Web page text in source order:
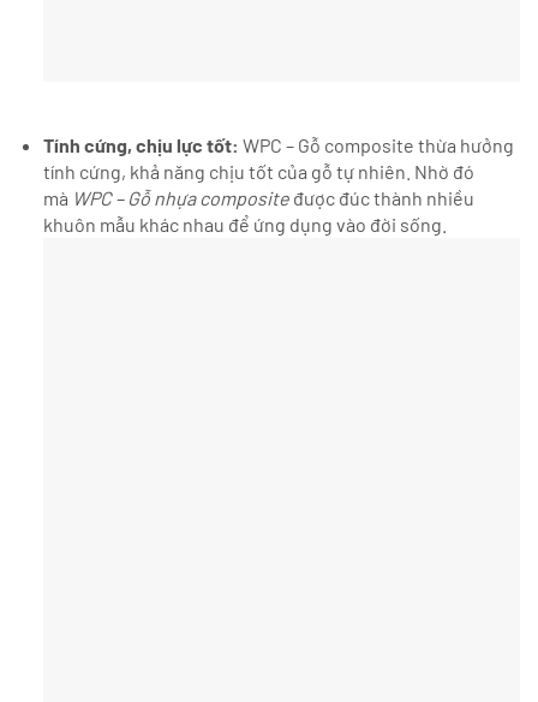
Tính cứng, chịu lực tốt: WPC – Gỗ composite thừa hưởng
tính cứng, khả năng chịu tốt của gỗ tự nhiên. Nhờ đó
mà WPC – Gỗ nhựa compositeđược đúc thành nhiều
khuôn mẫu khác nhau để ứng dụng vào đời sống.